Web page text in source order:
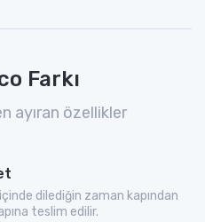
Farkı
ayıran özellikler
dilediğin zaman kapından
teslim edilir.